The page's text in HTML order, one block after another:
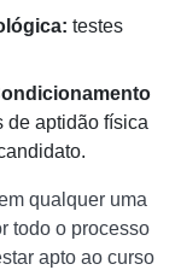
testes
de aptidão física
qualquer uma
todo o processo
apto ao curso